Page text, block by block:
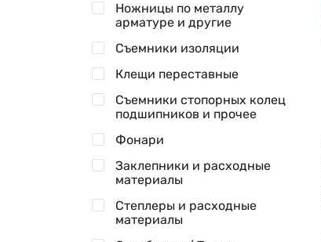
Ножницы по металлу
арматуре и другие
Съемники изоляции
Клещи переставные
Съемники стопорных колец
подшипников и прочее
Фонари
Заклепники и расходные
материалы
Степлеры и расходные
материалы